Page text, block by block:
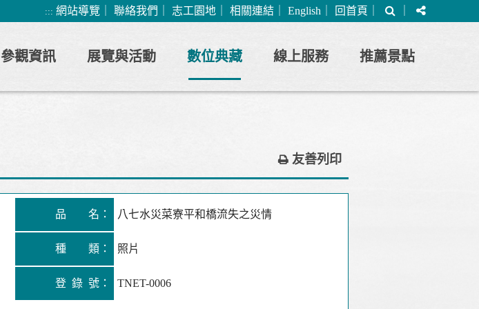
::: 網站導覽 聯絡我們 志工園地 相關連結 English 回首頁
尋
分
享
參觀資訊 展覽與活動 數位典藏 線上服務 推薦景點
友善列印
品 名： 八七水災菜寮平和橋流失之災情
種 類： 照片
登 錄 號： TNET-0006